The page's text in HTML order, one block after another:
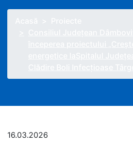
16.03.2026